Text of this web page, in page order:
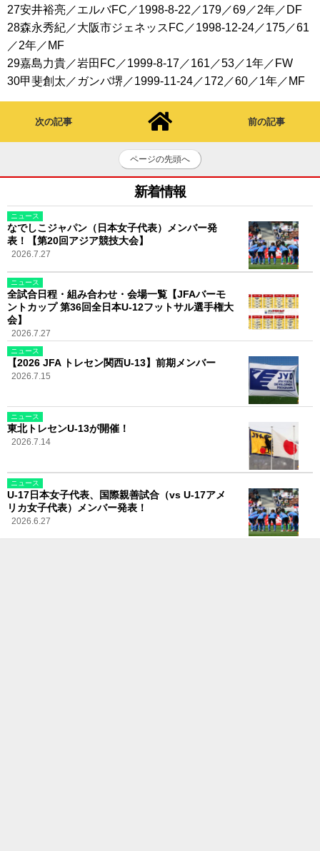
27安井裕亮／エルバFC／1998-8-22／179／69／2年／DF
28森永秀紀／大阪市ジェネッスFC／1998-12-24／175／61
／2年／MF
29嘉島力貴／岩田FC／1999-8-17／161／53／1年／FW
30甲斐創太／ガンバ堺／1999-11-24／172／60／1年／MF
次の記事 前の記事
ページの先頭へ
新着情報
ニュース
なでしこジャパン（日本女子代表）メンバー発
表！【第20回アジア競技大会】
2026.7.27
ニュース
全試合日程・組み合わせ・会場一覧【JFAバーモ
ントカップ 第36回全日本U-12フットサル選手権大
会】
2026.7.27
ニュース
【2026 JFA トレセン関西U-13】前期メンバー
2026.7.15
ニュース
東北トレセンU-13が開催！
2026.7.14
ニュース
U-17日本女子代表、国際親善試合（vs U-17アメ
リカ女子代表）メンバー発表！
2026.6.27